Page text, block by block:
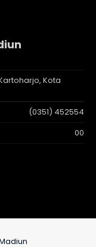
Kota
(0351) 452554
00